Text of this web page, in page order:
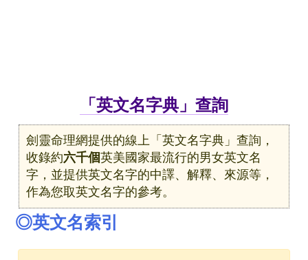
「英文名字典」查詢
劍靈命理網提供的線上「英文名字典」查詢，
收錄約六千個英美國家最流行的男女英文名
字，並提供英文名字的中譯、解釋、來源等，
作為您取英文名字的參考。
◎英文名索引